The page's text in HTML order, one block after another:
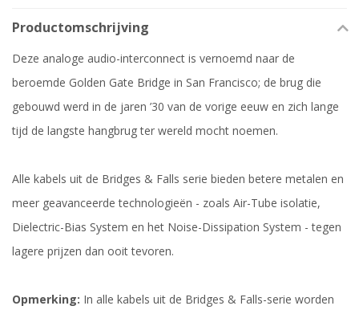
Productomschrijving
Deze analoge audio-interconnect is vernoemd naar de
beroemde Golden Gate Bridge in San Francisco; de brug die
gebouwd werd in de jaren ’30 van de vorige eeuw en zich lange
tijd de langste hangbrug ter wereld mocht noemen.
Alle kabels uit de Bridges & Falls serie bieden betere metalen en
meer geavanceerde technologieën - zoals Air-Tube isolatie,
Dielectric-Bias System en het Noise-Dissipation System - tegen
lagere prijzen dan ooit tevoren.
Opmerking: In alle kabels uit de Bridges & Falls-serie worden